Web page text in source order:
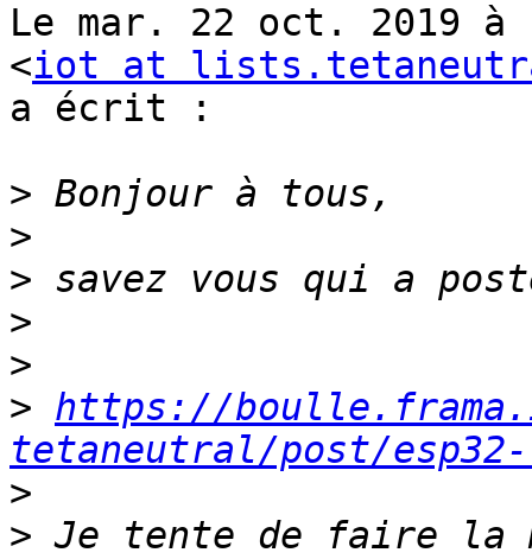
Le mar. 22 oct. 2019
<iot at
a écrit :
>
>
>
>
>
> https://
tetaneutral/post/
>
> Je tente de faire la